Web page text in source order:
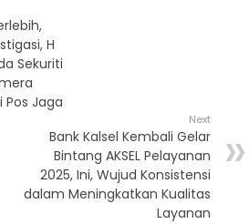
H
Sekuriti
Jaga
Next
Bank Kalsel Kembali Gelar
Bintang AKSEL Pelayanan
2025, Ini, Wujud Konsistensi
dalam Meningkatkan Kualitas
Layanan